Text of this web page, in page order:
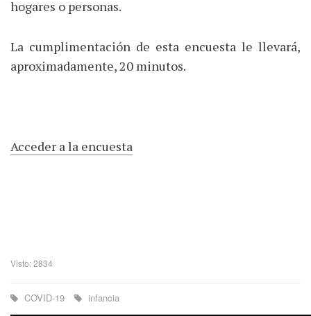
hogares o personas.
La cumplimentación de esta encuesta le llevará,
aproximadamente, 20 minutos.
Acceder a la encuesta
Visto: 2834
COVID-19 infancia